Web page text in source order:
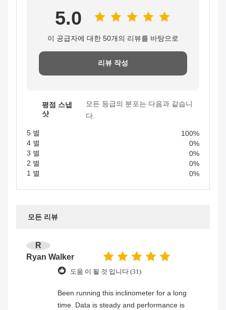
5.0
이 공급자에 대한 50개의 리뷰를 바탕으로
리뷰 작성
평점 스냅
샷
모든 등급의 분포는 다음과 같습니
다.
5 별
100%
4 별
0%
3 별
0%
2 별
0%
1 별
0%
모든 리뷰
R
Ryan Walker
도움 이 될 것 입니다 (31)
Been running this inclinometer for a long
time. Data is steady and performance is